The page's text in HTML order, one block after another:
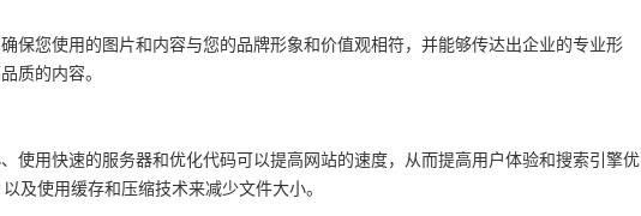
保您使用的图片和内容与您的品牌形象和价值观相符，并能够传达出企业的专业形
质的内容。
使用快速的服务器和优化代码可以提高网站的速度，从而提高用户体验和搜索引擎优
及使用缓存和压缩技术来减少文件大小。